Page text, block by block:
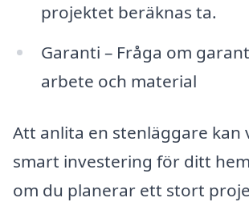
projektet beräknas ta.
Garanti – Fråga om
arbete och material
Att anlita en stenläggare kan
smart investering för ditt
om du planerar ett stort